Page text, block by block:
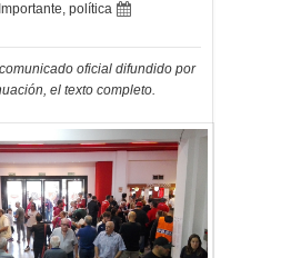
Importante, política
oficial difundido por
el texto completo.